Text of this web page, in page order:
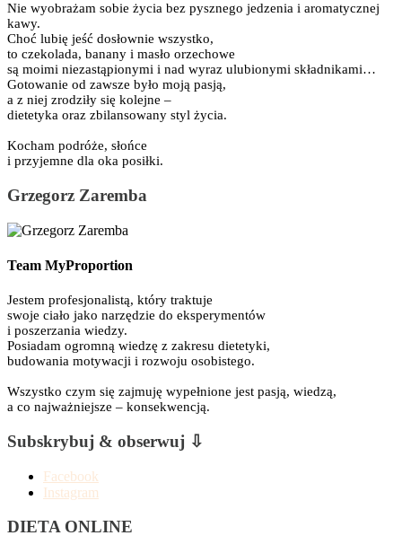
Nie wyobrażam sobie życia bez pysznego jedzenia i aromatycznej
kawy.
Choć lubię jeść dosłownie wszystko,
to czekolada, banany i masło orzechowe
są moimi niezastąpionymi i nad wyraz ulubionymi składnikami…
Gotowanie od zawsze było moją pasją,
a z niej zrodziły się kolejne –
dietetyka oraz zbilansowany styl życia.
Kocham podróże, słońce
i przyjemne dla oka posiłki.
Grzegorz Zaremba
Team MyProportion
Jestem profesjonalistą, który traktuje
swoje ciało jako narzędzie do eksperymentów
i poszerzania wiedzy.
Posiadam ogromną wiedzę z zakresu dietetyki,
budowania motywacji i rozwoju osobistego.
Wszystko czym się zajmuję wypełnione jest pasją, wiedzą,
a co najważniejsze – konsekwencją.
Subskrybuj & obserwuj ⇩
Facebook
Instagram
DIETA ONLINE